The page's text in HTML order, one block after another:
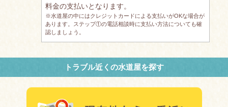
料金の支払いとなります。
※水道屋の中にはクレジットカードによる支払いがOKな場合が
あります。ステップ①の電話相談時に支払い方法についても確
認しましょう。
トラブル近くの水道屋を探す